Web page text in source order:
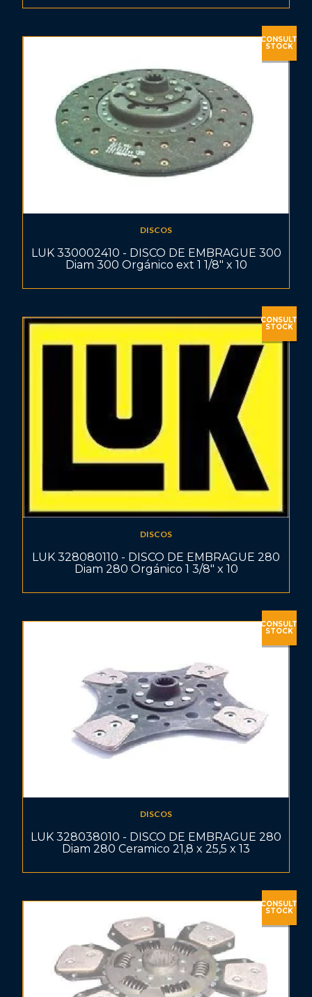
CONSULT
STOCK
DISCOS
LUK 330002410 - DISCO DE EMBRAGUE 300
Diam 300 Orgánico ext 1 1/8" x 10
CONSULT
STOCK
DISCOS
LUK 328080110 - DISCO DE EMBRAGUE 280
Diam 280 Orgánico 1 3/8" x 10
CONSULT
STOCK
DISCOS
LUK 328038010 - DISCO DE EMBRAGUE 280
Diam 280 Ceramico 21,8 x 25,5 x 13
CONSULT
STOCK